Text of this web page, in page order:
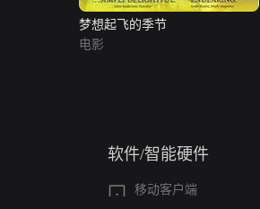
梦想起飞的季节
电影
软件/智能硬件
移动客户端